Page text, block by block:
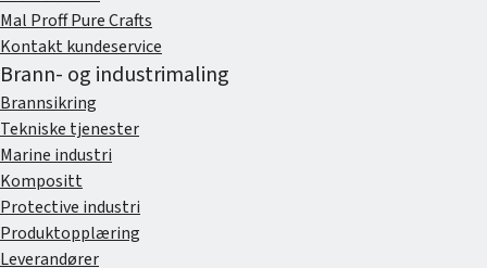
Mal Proff Pure Crafts
Kontakt kundeservice
Brann- og industrimaling
Brannsikring
Tekniske tjenester
Marine industri
Kompositt
Protective industri
Produktopplæring
Leverandører